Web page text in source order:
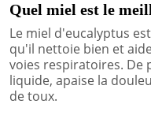
Quel miel est le
Le miel d'eucalyptus
qu'il nettoie bien et
voies respiratoires. De
liquide, apaise la
de toux.